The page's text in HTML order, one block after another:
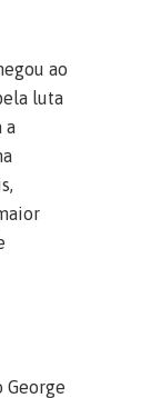
ao
luta
a
George